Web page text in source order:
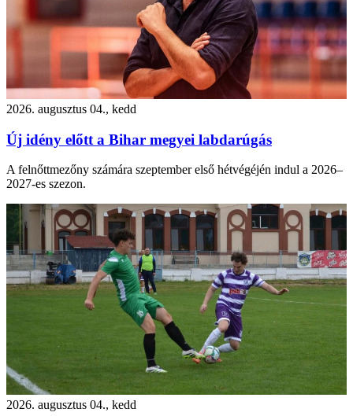
2026. augusztus 04., kedd
Új idény előtt a Bihar megyei labdarúgás
A felnőttmezőny számára szeptember első hétvégéjén indul a 2026–
2027-es szezon.
2026. augusztus 04., kedd